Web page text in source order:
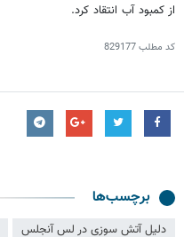
از کمبود آب انتقاد کرد.
کد مطلب829177
برچسب‌ها
دلیل آتش سوزی در لس آنجلس